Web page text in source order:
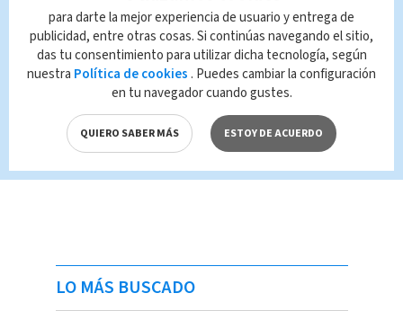
LO MÁS BUSCADO
para darte la mejor experiencia de usuario y entrega de
publicidad, entre otras cosas. Si continúas navegando el sitio,
das tu consentimiento para utilizar dicha tecnología, según
nuestra Política de cookies . Puedes cambiar la configuración
en tu navegador cuando gustes.
QUIERO SABER MÁS ESTOY DE ACUERDO